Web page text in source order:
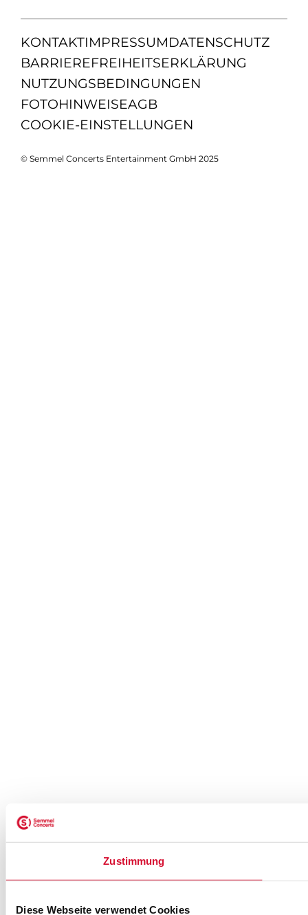
Zustimmung
Diese Webseite verwendet Cookies
KONTAKTIMPRESSUMDATENSCHUTZ
BARRIEREFREIHEITSERKLÄRUNG
NUTZUNGSBEDINGUNGEN
FOTOHINWEISEAGB
COOKIE-EINSTELLUNGEN
© Semmel Concerts Entertainment GmbH 2025